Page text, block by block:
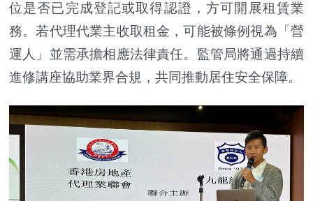
位是否已完成登記或取得認證，方可開展租賃業
務。若代理代業主收取租金，可能被條例視為「營
運人」並需承擔相應法律責任。監管局將通過持續
進修講座協助業界合規，共同推動居住安全保障。